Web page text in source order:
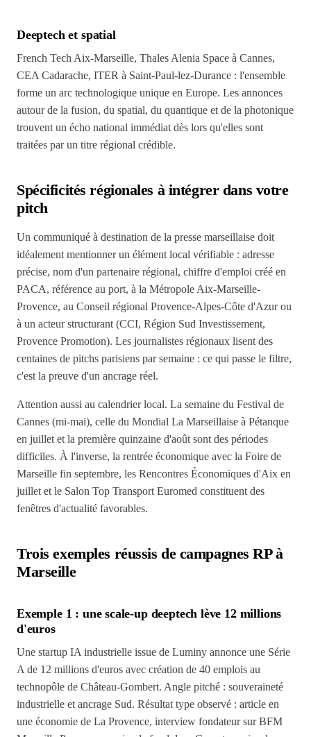
Deeptech et spatial
French Tech Aix-Marseille, Thales Alenia Space à Cannes,
CEA Cadarache, ITER à Saint-Paul-lez-Durance : l'ensemble
forme un arc technologique unique en Europe. Les annonces
autour de la fusion, du spatial, du quantique et de la photonique
trouvent un écho national immédiat dès lors qu'elles sont
traitées par un titre régional crédible.
Spécificités régionales à intégrer dans votre
pitch
Un communiqué à destination de la presse marseillaise doit
idéalement mentionner un élément local vérifiable : adresse
précise, nom d'un partenaire régional, chiffre d'emploi créé en
PACA, référence au port, à la Métropole Aix-Marseille-
Provence, au Conseil régional Provence-Alpes-Côte d'Azur ou
à un acteur structurant (CCI, Région Sud Investissement,
Provence Promotion). Les journalistes régionaux lisent des
centaines de pitchs parisiens par semaine : ce qui passe le filtre,
c'est la preuve d'un ancrage réel.
Attention aussi au calendrier local. La semaine du Festival de
Cannes (mi-mai), celle du Mondial La Marseillaise à Pétanque
en juillet et la première quinzaine d'août sont des périodes
difficiles. À l'inverse, la rentrée économique avec la Foire de
Marseille fin septembre, les Rencontres Économiques d'Aix en
juillet et le Salon Top Transport Euromed constituent des
fenêtres d'actualité favorables.
Trois exemples réussis de campagnes RP à
Marseille
Exemple 1 : une scale-up deeptech lève 12 millions
d'euros
Une startup IA industrielle issue de Luminy annonce une Série
A de 12 millions d'euros avec création de 40 emplois au
technopôle de Château-Gombert. Angle pitché : souveraineté
industrielle et ancrage Sud. Résultat type observé : article en
une économie de La Provence, interview fondateur sur BFM